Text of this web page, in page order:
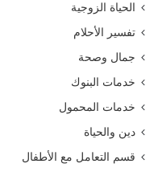
الحياة الزوجية
تفسير الأحلام
جمال وصحة
خدمات البنوك
خدمات المحمول
دين والحياة
قسم التعامل مع الأطفال